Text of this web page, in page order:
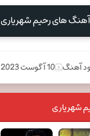
آهنگ های رحیم شهریاری
آهنگ 10 آگوست 2023
شهریاری